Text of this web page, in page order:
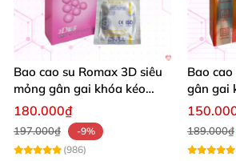
Bao cao su Romax 3D siêu
mỏng gân gai khóa kéo
chống tuột hộp 12
180.000₫
197.000₫
-9%
(986)
Bao
gân gai
hộp 10
189.000₫